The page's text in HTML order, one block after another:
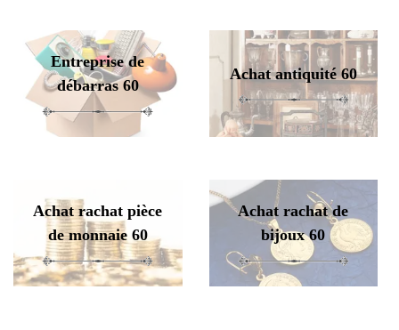
Entreprise de
débarras 60
Achat antiquité 60
Achat rachat pièce
de monnaie 60
Achat rachat de
bijoux 60